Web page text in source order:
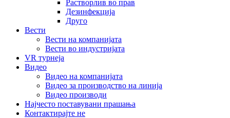
Растворлив во прав
Дезинфекција
Друго
Вести
Вести на компанијата
Вести во индустријата
VR турнеја
Видео
Видео на компанијата
Видео за производство на линија
Видео производи
Најчесто поставувани прашања
Контактирајте не